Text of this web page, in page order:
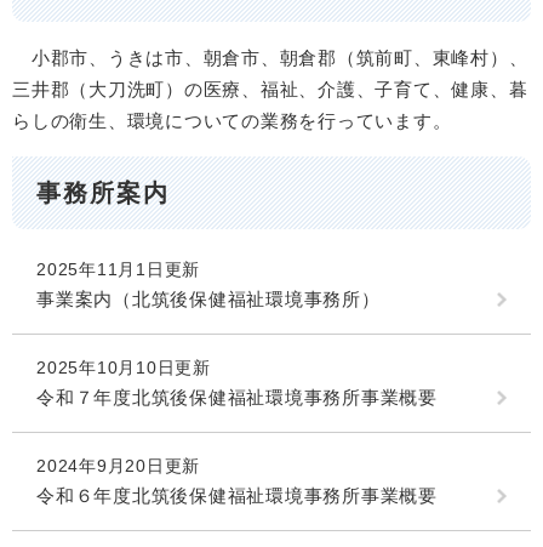
小郡市、うきは市、朝倉市、朝倉郡（筑前町、東峰村）、
三井郡（大刀洗町）の医療、福祉、介護、子育て、健康、暮
らしの衛生、環境についての業務を行っています。
事務所案内
2025年11月1日更新
事業案内（北筑後保健福祉環境事務所）
2025年10月10日更新
令和７年度北筑後保健福祉環境事務所事業概要
2024年9月20日更新
令和６年度北筑後保健福祉環境事務所事業概要